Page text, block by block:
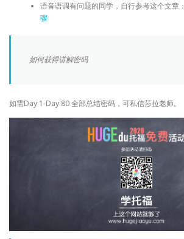
语音语调有问题的同学，自行参考这个文章：
骤
如何获得讲解密码
如需Day 1-Day 80 全部总结密码，可私信莎拉老师。